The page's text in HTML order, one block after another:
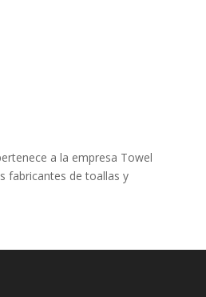
a la empresa Towel
fabricantes de toallas y